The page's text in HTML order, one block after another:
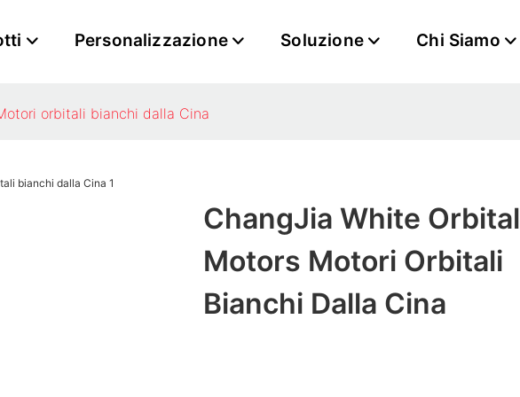
Personalizzazione Soluzione Chi Siamo
orbitali bianchi dalla Cina
ChangJia White Orbital
Motors Motori Orbitali
Bianchi Dalla Cina